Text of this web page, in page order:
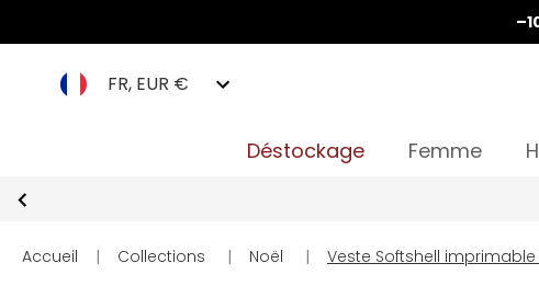
FR, EUR €
Déstockage Femme
Accueil | Collections | Noël | Veste Softshell imprimable